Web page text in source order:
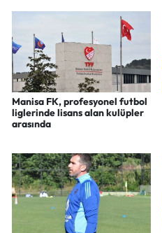
Manisa FK, profesyonel futbol
liglerinde lisans alan kulüpler
arasında